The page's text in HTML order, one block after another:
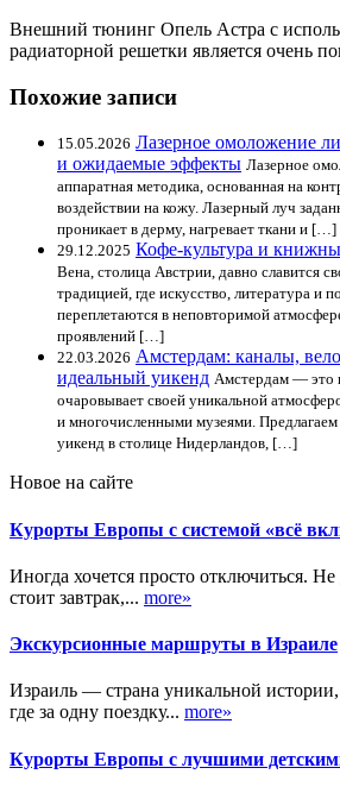
Внешний тюнинг Опель Астра с
радиаторной решетки является очень
Похожие записи
15.05.2026 Лазерное омоложение
и ожидаемые эффекты Лазерное
аппаратная методика, основанная на
воздействии на кожу. Лазерный луч
проникает в дерму, нагревает ткани и […]
29.12.2025 Кофе-культура и
Вена, столица Австрии, давно славится
традицией, где искусство, литература и
переплетаются в неповторимой
проявлений […]
22.03.2026 Амстердам: каналы,
идеальный уикенд Амстердам — это
очаровывает своей уникальной
и многочисленными музеями.
уикенд в столице Нидерландов, […]
Новое на сайте
Курорты Европы с системой «всё
Иногда хочется просто отключиться.
стоит завтрак,... more»
Экскурсионные маршруты в Израиле
Израиль — страна уникальной
где за одну поездку... more»
Курорты Европы с лучшими